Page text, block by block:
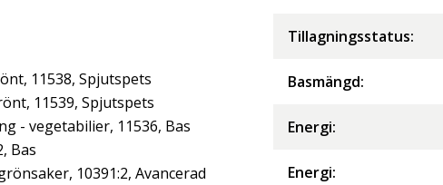
11538, Spjutspets
11539, Spjutspets
- vegetabilier, 11536, Bas
Bas
10391:2, Avancerad
Tillagningsstatus:
Basmängd:
Energi:
Energi: